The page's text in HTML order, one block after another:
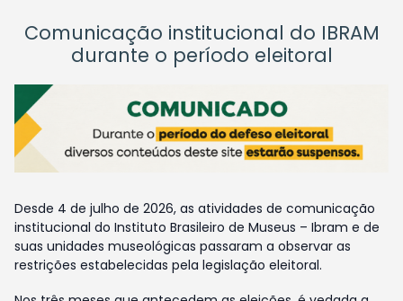
Comunicação institucional do IBRAM
durante o período eleitoral
Desde 4 de julho de 2026, as atividades de comunicação
institucional do Instituto Brasileiro de Museus – Ibram e de
suas unidades museológicas passaram a observar as
restrições estabelecidas pela legislação eleitoral.